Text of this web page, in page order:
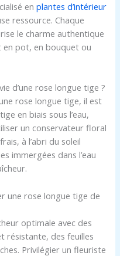
enplantes d’intérieur
ressource. Chaque
le charme authentique
en pot, en bouquet ou
d’une rose longue tige ?
rose longue tige, il est
en biais sous l’eau,
un conservateur floral
à l’abri du soleil
immergées dans l’eau
une rose longue tige de
optimale avec des
résistante, des feuilles
Privilégier un fleuriste